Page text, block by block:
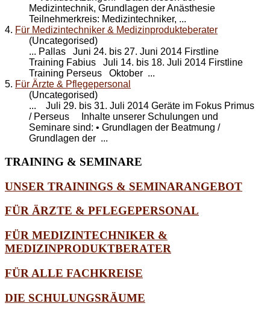
Medizintechnik, Grundlagen der Anästhesie
Teilnehmerkreis: Medizintechniker, ...
4. Für Medizintechniker & Medizinprodukteberater
(Uncategorised)
... Pallas Juni 24. bis 27. Juni 2014 Firstline
Training Fabius Juli 14. bis 18. Juli 2014 Firstline
Training Perseus Oktober ...
5. Für Ärzte & Pflegepersonal
(Uncategorised)
... Juli 29. bis 31. Juli 2014 Geräte im Fokus Primus
/Perseus Inhalte unserer Schulungen und
Seminare sind: • Grundlagen der Beatmung /
Grundlagen der ...
TRAINING & SEMINARE
UNSER TRAININGS & SEMINARANGEBOT
FÜR ÄRZTE & PFLEGEPERSONAL
FÜR MEDIZINTECHNIKER &
MEDIZINPRODUKTBERATER
FÜR ALLE FACHKREISE
DIE SCHULUNGSRÄUME